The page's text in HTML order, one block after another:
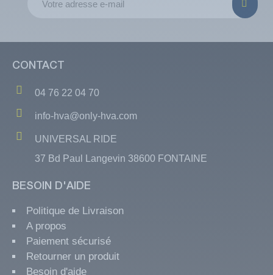
CONTACT
04 76 22 04 70
info-hva@only-hva.com
UNIVERSAL RIDE
37 Bd Paul Langevin 38600 FONTAINE
BESOIN D'AIDE
Politique de Livraison
A propos
Paiement sécurisé
Retourner un produit
Besoin d'aide